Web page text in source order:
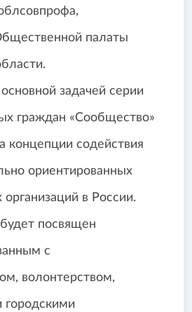
палаты
задачей серии
граждан «Сообщество»
концепции содействия
ориентированных
в России.
посвящен
с
волонтерством,